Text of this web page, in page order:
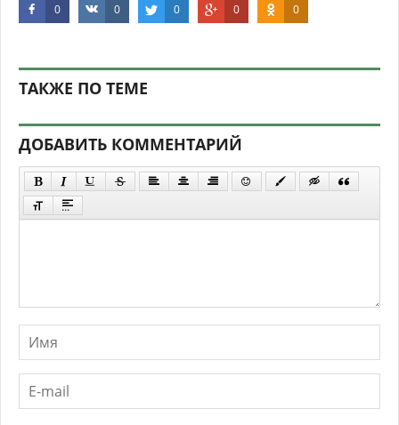
0 0 0 0 0
ТАКЖЕ ПО ТЕМЕ
ДОБАВИТЬ КОММЕНТАРИЙ